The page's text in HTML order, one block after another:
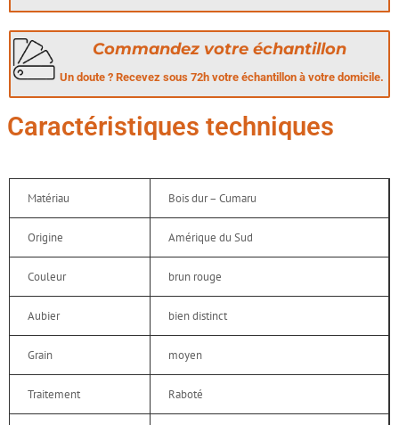
Commandez votre échantillon
Un doute ? Recevez sous 72h votre échantillon à votre domicile.
Caractéristiques techniques
Matériau Bois dur – Cumaru
Origine Amérique du Sud
Couleur brun rouge
Aubier bien distinct
Grain moyen
Traitement Raboté